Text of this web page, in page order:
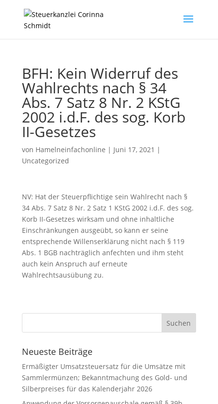
BFH: Kein Widerruf des
Wahlrechts nach § 34
Abs. 7 Satz 8 Nr. 2 KStG
2002 i.d.F. des sog. Korb
II-Gesetzes
von Hamelneinfachonline | Juni 17, 2021 |
Uncategorized
NV: Hat der Steuerpflichtige sein Wahlrecht nach §
34 Abs. 7 Satz 8 Nr. 2 Satz 1 KStG 2002 i.d.F. des sog.
Korb II-Gesetzes wirksam und ohne inhaltliche
Einschränkungen ausgeübt, so kann er seine
entsprechende Willenserklärung nicht nach § 119
Abs. 1 BGB nachträglich anfechten und ihm steht
auch kein Anspruch auf erneute
Wahlrechtsausübung zu.
Neueste Beiträge
Ermäßigter Umsatzsteuersatz für die Umsätze mit
Sammlermünzen; Bekanntmachung des Gold- und
Silberpreises für das Kalenderjahr 2026